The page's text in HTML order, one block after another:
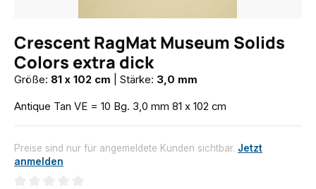
Crescent RagMat Museum Solids
Colors extra dick
Größe: 81 x 102 cm Stärke: 3,0 mm
Antique Tan VE = 10 Bg. 3,0 mm 81 x 102 cm
Preise sind nur für angemeldete Kunden sichtbar. Jetzt
anmelden